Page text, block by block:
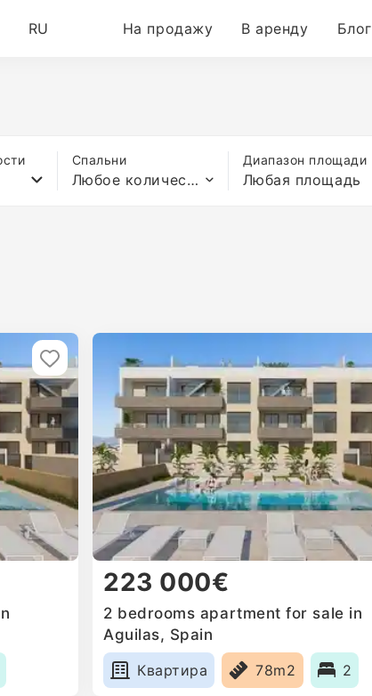
RU На продажу В аренду Блог
Спальни
Любое количество спален
Диапазон площади
Любая площадь
223 000€
2 bedrooms apartment for sale in
Aguilas, Spain
Квартира
78m2 2